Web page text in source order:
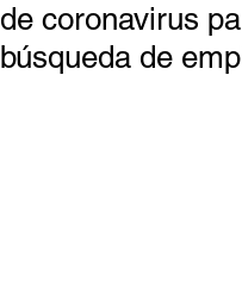
de coronavirus
búsqueda de